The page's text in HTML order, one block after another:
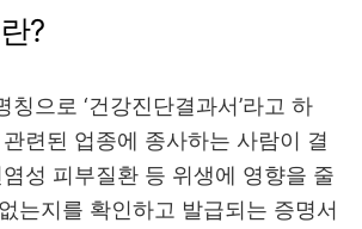
?
칭으로 ‘건강진단결과서’라고 하
련된 업종에 종사하는 사람이 결
성 피부질환 등 위생에 영향을 줄
는지를 확인하고 발급되는 증명서